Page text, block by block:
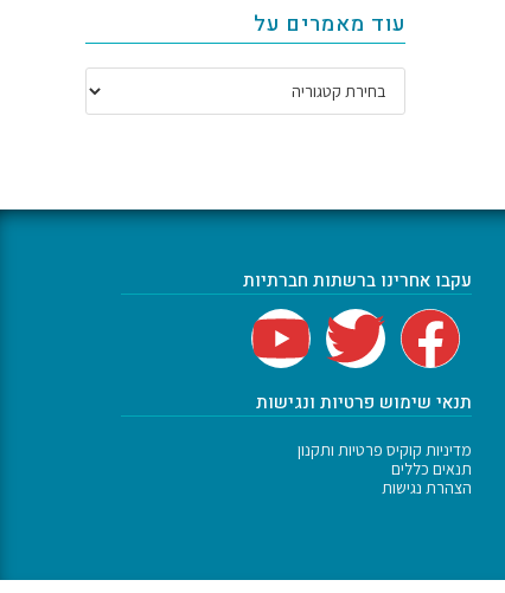
עוד מאמרים על
עקבו אחרינו ברשתות חברתיות
תנאי שימוש פרטיות ונגישות
מדיניות קוקיס פרטיות ותקנון
תנאים כללים
הצהרת נגישות